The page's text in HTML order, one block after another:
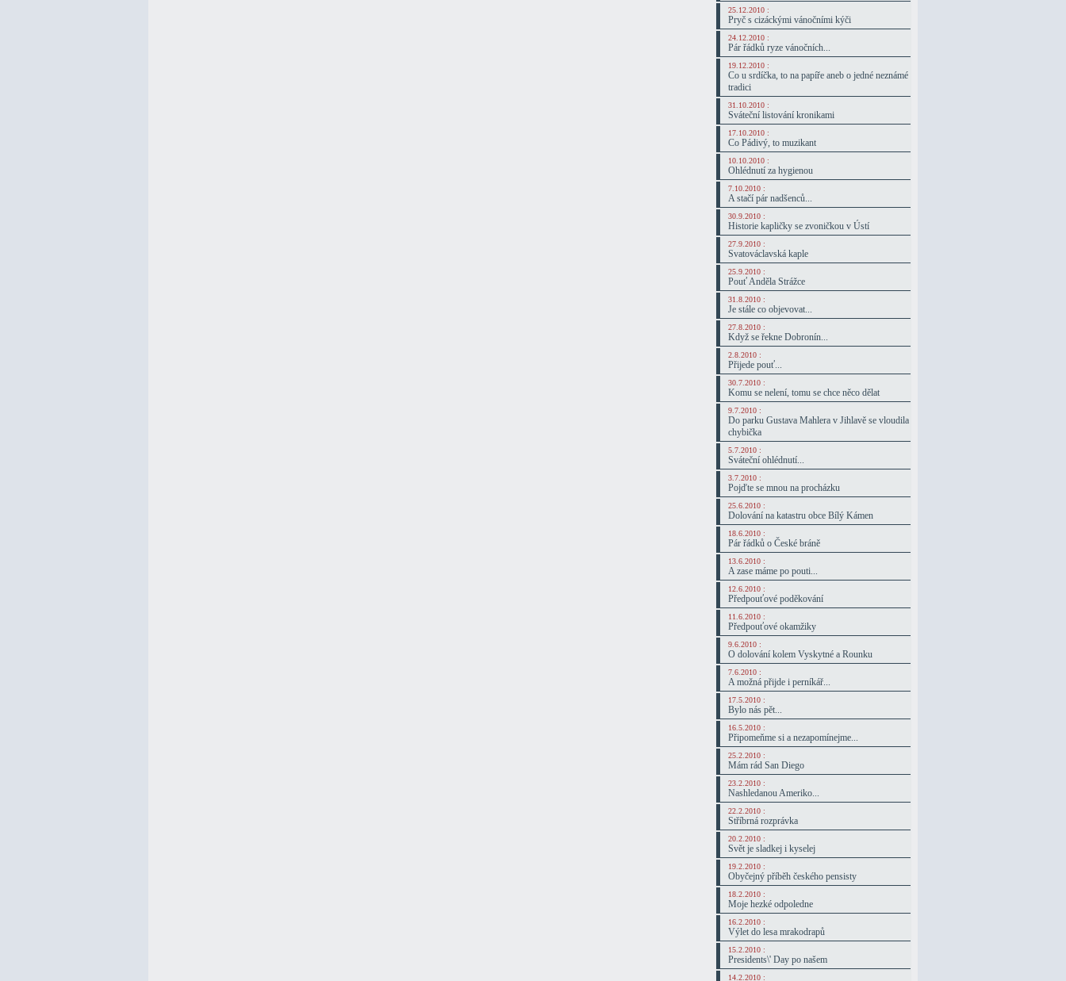
25.12.2010 :
Pryč s cizáckými vánočními kýči
24.12.2010 :
Pár řádků ryze vánočních...
19.12.2010 :
Co u srdíčka, to na papíře aneb o jedné neznámé
tradici
31.10.2010 :
Sváteční listování kronikami
17.10.2010 :
Co Pádivý, to muzikant
10.10.2010 :
Ohlédnutí za hygienou
7.10.2010 :
A stačí pár nadšenců...
30.9.2010 :
Historie kapličky se zvoničkou v Ústí
27.9.2010 :
Svatováclavská kaple
25.9.2010 :
Pouť Anděla Strážce
31.8.2010 :
Je stále co objevovat...
27.8.2010 :
Když se řekne Dobronín...
2.8.2010 :
Přijede pouť...
30.7.2010 :
Komu se nelení, tomu se chce něco dělat
9.7.2010 :
Do parku Gustava Mahlera v Jihlavě se vloudila
chybička
5.7.2010 :
Sváteční ohlédnutí...
3.7.2010 :
Pojďte se mnou na procházku
25.6.2010 :
Dolování na katastru obce Bílý Kámen
18.6.2010 :
Pár řádků o České bráně
13.6.2010 :
A zase máme po pouti...
12.6.2010 :
Předpouťové poděkování
11.6.2010 :
Předpouťové okamžiky
9.6.2010 :
O dolování kolem Vyskytné a Rounku
7.6.2010 :
A možná přijde i perníkář...
17.5.2010 :
Bylo nás pět...
16.5.2010 :
Připomeňme si a nezapomínejme...
25.2.2010 :
Mám rád San Diego
23.2.2010 :
Nashledanou Ameriko...
22.2.2010 :
Stříbrná rozprávka
20.2.2010 :
Svět je sladkej i kyselej
19.2.2010 :
Obyčejný příběh českého pensisty
18.2.2010 :
Moje hezké odpoledne
16.2.2010 :
Výlet do lesa mrakodrapů
15.2.2010 :
Presidents\' Day po našem
14.2.2010 :